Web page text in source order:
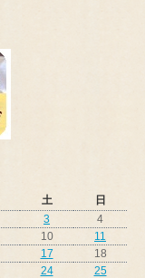
土 日
3
4
10
11
17
18
24
25